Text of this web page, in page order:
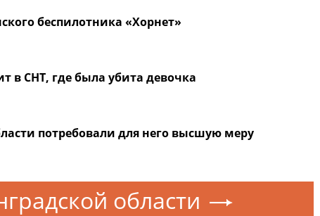
беспилотника «Хорнет»
в СНТ, где была убита девочка
потребовали для него высшую меру
области